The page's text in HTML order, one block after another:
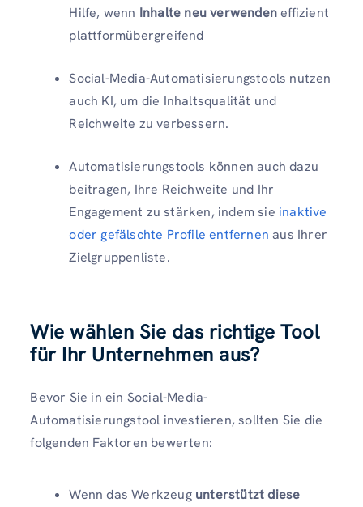
Hilfe, wenn Inhalte neu verwendeneffizient
plattformübergreifend
Social-Media-Automatisierungstools nutzen
auch KI, um die Inhaltsqualität und
Reichweite zu verbessern.
Automatisierungstools können auch dazu
beitragen, Ihre Reichweite und Ihr
Engagement zu stärken, indem sie inaktive
oder gefälschte Profile entfernen aus Ihrer
Zielgruppenliste.
Wie wählen Sie das richtige Tool
für Ihr Unternehmen aus?
Bevor Sie in ein Social-Media-
Automatisierungstool investieren, sollten Sie die
folgenden Faktoren bewerten:
Wenn das Werkzeug unterstützt diese